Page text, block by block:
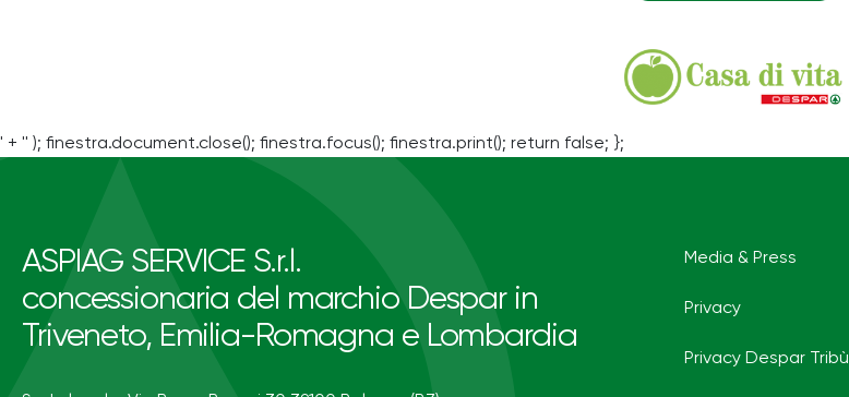
' + '' ); finestra.document.close(); finestra.focus(); finestra.print(); return false; };
ASPIAG SERVICE S.r.l.
concessionaria del marchio Despar in
Triveneto, Emilia-Romagna e Lombardia
Media & Press
Privacy
Privacy Despar Tribù